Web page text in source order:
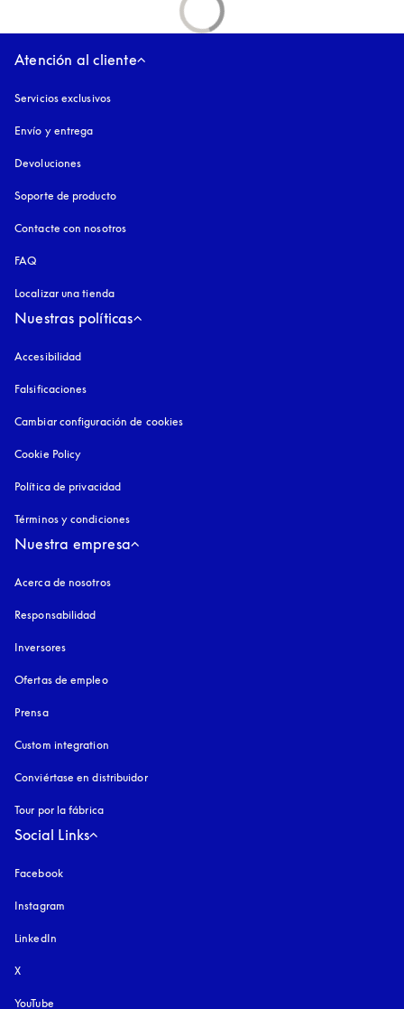
Atención al cliente
Servicios exclusivos
Envío y entrega
Devoluciones
Soporte de producto
Contacte con nosotros
FAQ
Localizar una tienda
Nuestras políticas
Accesibilidad
Falsificaciones
Cambiar configuración de cookies
Cookie Policy
Política de privacidad
Términos y condiciones
Nuestra empresa
Acerca de nosotros
Responsabilidad
Inversores
Ofertas de empleo
Prensa
Custom integration
Conviértase en distribuidor
Tour por la fábrica
Social Links
Facebook
Instagram
LinkedIn
X
YouTube